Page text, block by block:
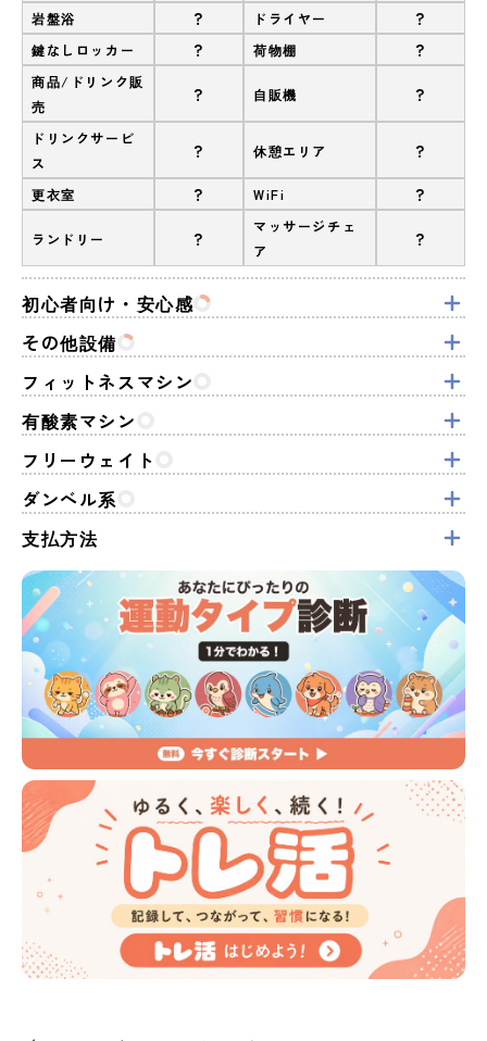
岩盤浴 ? ドライヤー ?
鍵なしロッカー ? 荷物棚 ?
商品/ドリンク販
売
? 自販機 ?
ドリンクサービ
ス
? 休憩エリア ?
更衣室 ? WiFi ?
ランドリー ?
マッサージチェ
ア
?
初心者向け・安心感
その他設備
フィットネスマシン
有酸素マシン
フリーウェイト
ダンベル系
支払方法